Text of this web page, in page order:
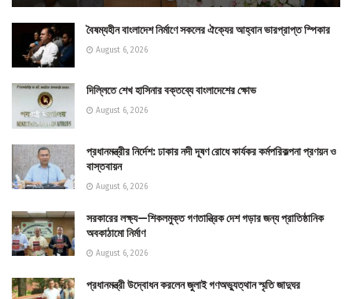
বৈষম্যহীন বাংলাদেশ নির্মাণে সকলের ঐক্যের আহ্বান ভারপ্রাপ্ত স্পিকার
August 6, 2026
দিল্লিতে শেখ হাসিনার বক্তব্যে বাংলাদেশের ক্ষোভ
August 6, 2026
প্রধানমন্ত্রীর নির্দেশ: ঢাকার নদী দূষণ রোধে কার্যকর কর্মপরিকল্পনা প্রণয়ন ও
বাস্তবায়ন
August 6, 2026
সরকারের লক্ষ্য—শিকলমুক্ত গণতান্ত্রিক দেশ গড়ার জন্য প্রাতিষ্ঠানিক
অবকাঠামো নির্মাণ
August 6, 2026
প্রধানমন্ত্রী উদ্বোধন করলেন জুলাই গণঅভ্যুত্থান স্মৃতি জাদুঘর